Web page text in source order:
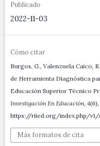
Publicado
2022-11-03
Cómo citar
Burgos, G., Valenzuela Caico,
de Herramienta Diagnóstica
Educación Superior Técnico
Investigación En Educación, 4
https://riied.org/index.php/
Más formatos de cita